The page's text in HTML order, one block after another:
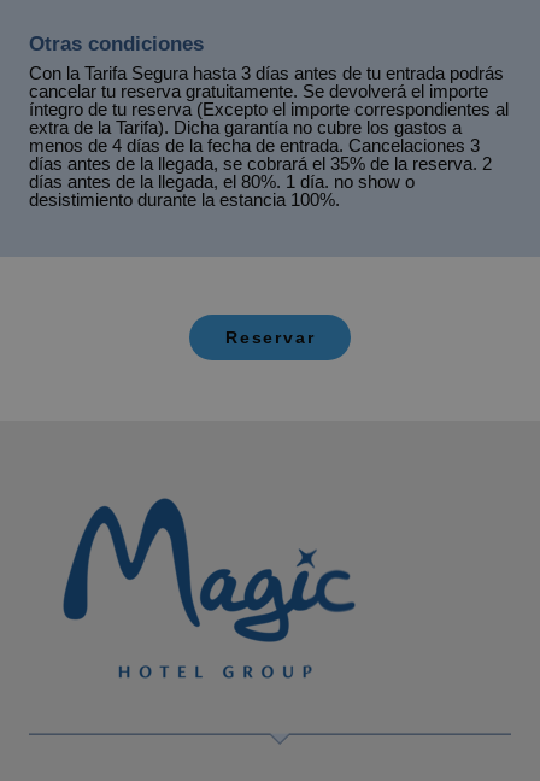
Otras condiciones
Con la Tarifa Segura hasta 3 días antes de tu entrada podrás
cancelar tu reserva gratuitamente. Se devolverá el importe
íntegro de tu reserva (Excepto el importe correspondientes al
extra de la Tarifa). Dicha garantía no cubre los gastos a
menos de 4 días de la fecha de entrada. Cancelaciones 3
días antes de la llegada, se cobrará el 35% de la reserva. 2
días antes de la llegada, el 80%. 1 día. no show o
desistimiento durante la estancia 100%.
Reservar